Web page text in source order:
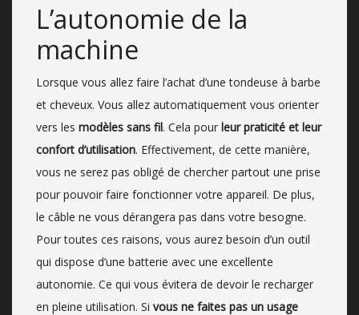
L’autonomie de la
machine
Lorsque vous allez faire l’achat d’une tondeuse à barbe
et cheveux. Vous allez automatiquement vous orienter
vers les modèles sans fil. Cela pour leur praticité et leur
confort d’utilisation. Effectivement, de cette manière,
vous ne serez pas obligé de chercher partout une prise
pour pouvoir faire fonctionner votre appareil. De plus,
le câble ne vous dérangera pas dans votre besogne.
Pour toutes ces raisons, vous aurez besoin d’un outil
qui dispose d’une batterie avec une excellente
autonomie. Ce qui vous évitera de devoir le recharger
en pleine utilisation. Si vous ne faites pas un usage